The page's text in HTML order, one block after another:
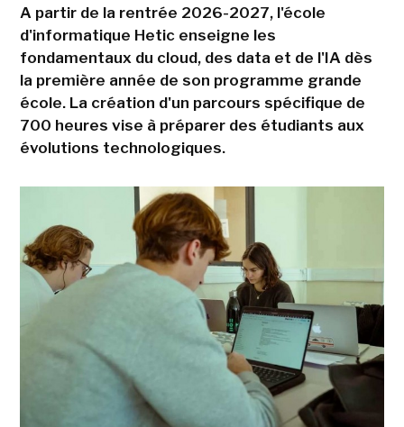
A partir de la rentrée 2026-2027, l'école
d'informatique Hetic enseigne les
fondamentaux du cloud, des data et de l'IA dès
la première année de son programme grande
école. La création d'un parcours spécifique de
700 heures vise à préparer des étudiants aux
évolutions technologiques.